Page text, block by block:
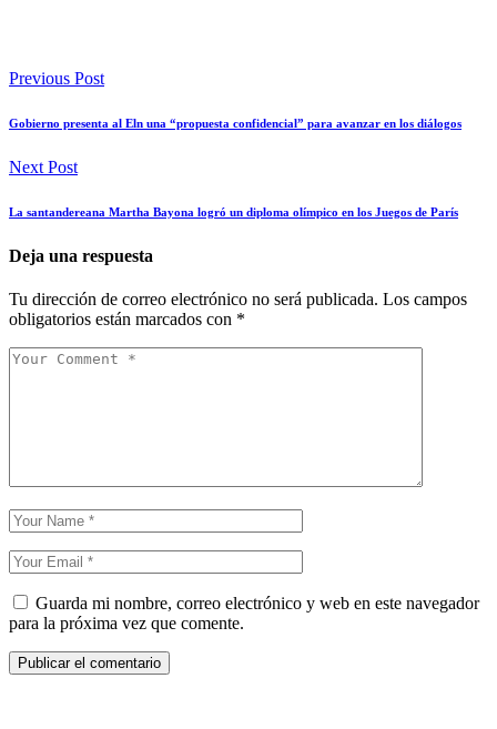
Previous Post
Gobierno presenta al Eln una “propuesta confidencial” para avanzar en los diálogos
Next Post
La santandereana Martha Bayona logró un diploma olímpico en los Juegos de París
Deja una respuesta
Tu dirección de correo electrónico no será publicada. Los campos
obligatorios están marcados con *
Guarda mi nombre, correo electrónico y web en este navegador
para la próxima vez que comente.